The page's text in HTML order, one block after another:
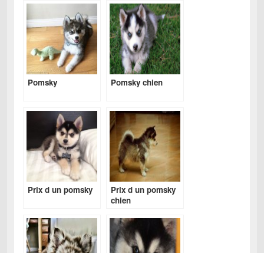
Pomsky Pomsky chien
Prix d un pomsky
Prix d un pomsky
chien